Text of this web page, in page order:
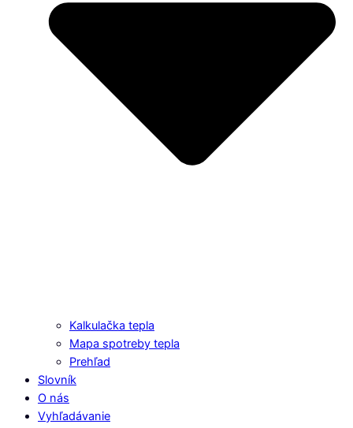
Kalkulačka tepla
Mapa spotreby tepla
Prehľad
Slovník
O nás
Vyhľadávanie